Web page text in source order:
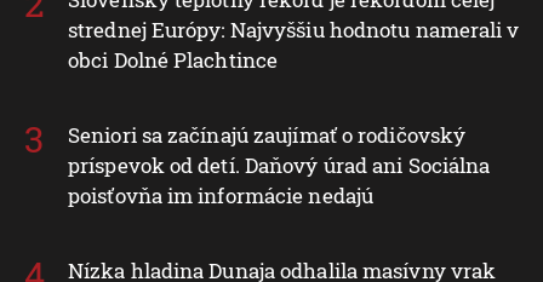
strednej Európy: Najvyššiu hodnotu namerali v
obci Dolné Plachtince
Seniori sa začínajú zaujímať o rodičovský
príspevok od detí. Daňový úrad ani Sociálna
poisťovňa im informácie nedajú
Nízka hladina Dunaja odhalila masívny vrak